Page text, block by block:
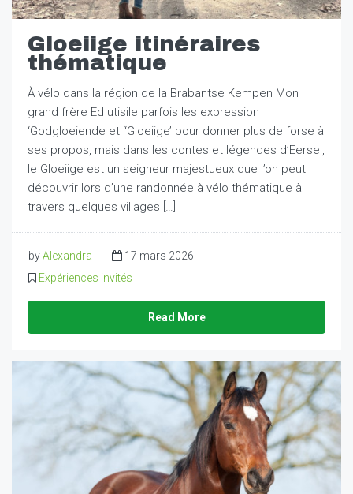
Gloeiige itinéraires
thématique
À vélo dans la région de la Brabantse Kempen Mon
grand frère Ed utisile parfois les expression
‘Godgloeiende et “Gloeiige’ pour donner plus de forse à
ses propos, mais dans les contes et légendes d’Eersel,
le Gloeiige est un seigneur majestueux que l’on peut
découvrir lors d’une randonnée à vélo thématique à
travers quelques villages […]
byAlexandra
17 mars 2026
Expériences invités
Read More